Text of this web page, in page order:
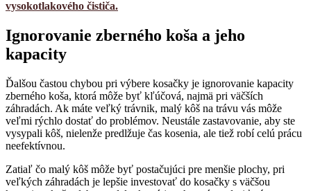
vysokotlakového čističa.
Ignorovanie zberného koša a jeho
kapacity
Ďalšou častou chybou pri výbere kosačky je ignorovanie kapacity
zberného koša, ktorá môže byť kľúčová, najmä pri väčších
záhradách. Ak máte veľký trávnik, malý kôš na trávu vás môže
veľmi rýchlo dostať do problémov. Neustále zastavovanie, aby ste
vysypali kôš, nielenže predlžuje čas kosenia, ale tiež robí celú prácu
neefektívnou.
Zatiaľ čo malý kôš môže byť postačujúci pre menšie plochy, pri
veľkých záhradách je lepšie investovať do kosačky s väčšou